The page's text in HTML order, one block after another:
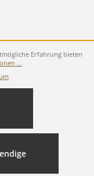
Erfahrung bieten
...